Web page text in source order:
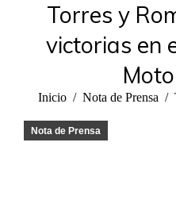
Torres y
victorias en
Estás aquí:
Inicio Nota de Prensa
Nota de Prensa